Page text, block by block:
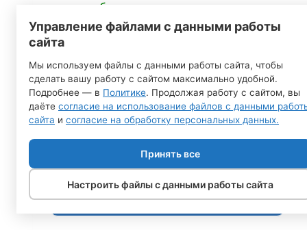
и может быть использована в
общественных местах.
от МКАД.
🔧Низкая стоимость сборки
зимние деревянные горки с покрытием
общий каталог зимних горок и детских
Управление файлами с данными работы
сайта
Мы используем файлы с данными работы сайта, чтобы
сделать вашу работу с сайтом максимально удобной.
Подробнее — в Политике. Продолжая работу с сайтом, вы
даёте согласие на использование файлов с данными
сайта и согласие на обработку персональных данных.
Принять все
Настроить файлы с данными работы сайта